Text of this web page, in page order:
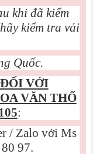
khi đã kiểm
kiểm tra vải
Quốc.
VỚI
VĂN THỔ
:
/ Zalo với Ms
97.